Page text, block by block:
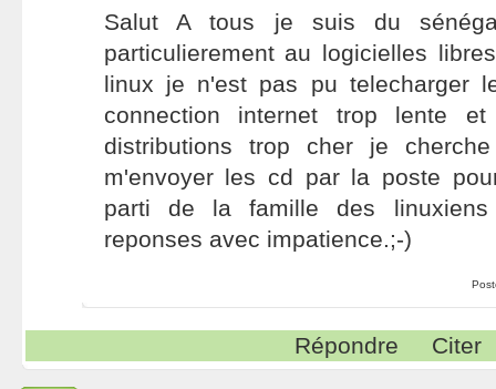
Salut A tous je suis du
particulierement au logicielles
linux je n'est pas pu telecharger
connection internet trop lente
distributions trop cher je
m'envoyer les cd par la poste
parti de la famille des
reponses avec impatience.;-)
Répondre Citer